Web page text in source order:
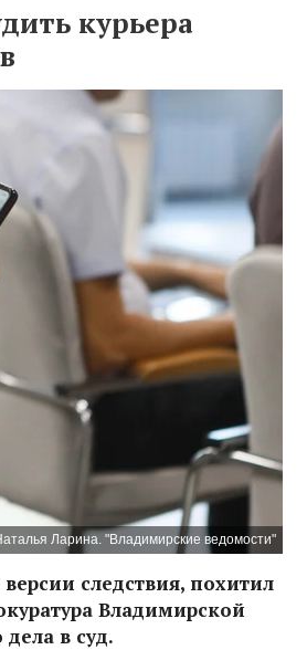
курьера
Ларина. "Владимирские ведомости"
следствия, похитил
Владимирской
в суд.